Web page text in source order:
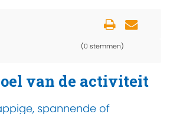
(0 stemmen)
van de activiteit
spannende of